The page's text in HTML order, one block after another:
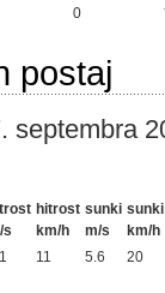
0
postaj
septembra
s
hitrost
km/h
sunki
m/s
sunki
km/h
11 5.6
20